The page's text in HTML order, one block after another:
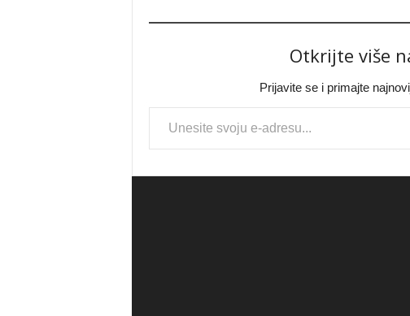
Otkrijte više
Prijavite se i primajte
Type your email…